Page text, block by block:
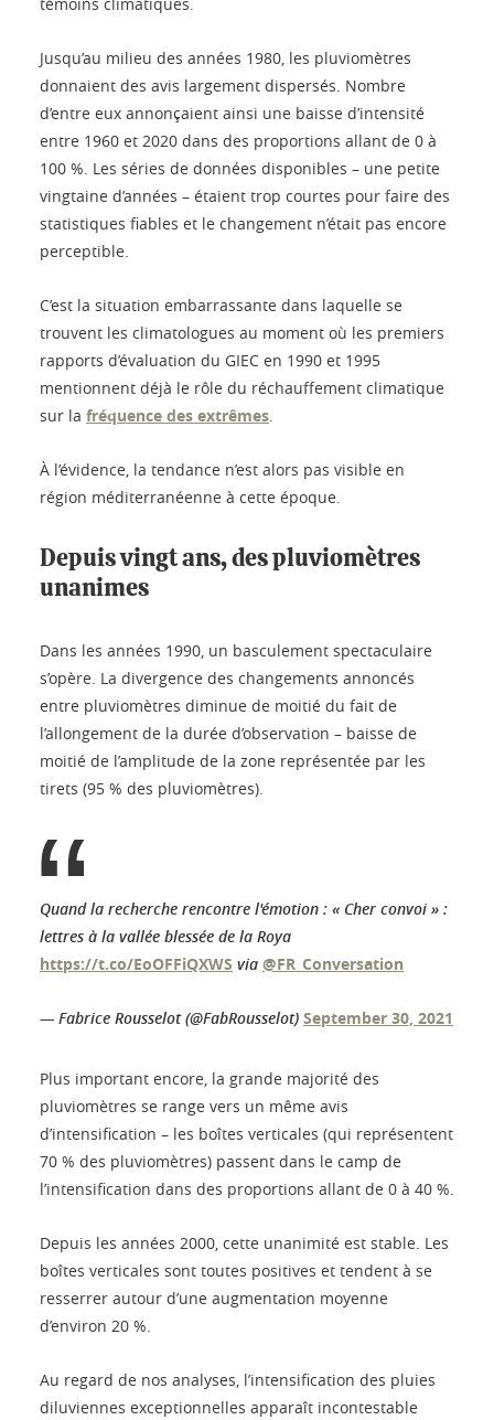
témoins climatiques.
Jusqu’au milieu des années 1980, les pluviomètres
donnaient des avis largement dispersés. Nombre
d’entre eux annonçaient ainsi une baisse d’intensité
entre 1960 et 2020 dans des proportions allant de 0 à
100 %. Les séries de données disponibles – une petite
vingtaine d’années – étaient trop courtes pour faire des
statistiques fiables et le changement n’était pas encore
perceptible.
C’est la situation embarrassante dans laquelle se
trouvent les climatologues au moment où les premiers
rapports d’évaluation du GIEC en 1990 et 1995
mentionnent déjà le rôle du réchauffement climatique
sur la fréquence des extrêmes.
À l’évidence, la tendance n’est alors pas visible en
région méditerranéenne à cette époque.
Depuis vingt ans, des pluviomètres
unanimes
Dans les années 1990, un basculement spectaculaire
s’opère. La divergence des changements annoncés
entre pluviomètres diminue de moitié du fait de
l’allongement de la durée d’observation – baisse de
moitié de l’amplitude de la zone représentée par les
tirets (95 % des pluviomètres).
Quand la recherche rencontre l'émotion : « Cher convoi » :
lettres à la vallée blessée de la Roya
https://t.co/EoOFFiQXWS via @FR_Conversation
— Fabrice Rousselot (@FabRousselot) September 30, 2021
Plus important encore, la grande majorité des
pluviomètres se range vers un même avis
d’intensification – les boîtes verticales (qui représentent
70 % des pluviomètres) passent dans le camp de
l’intensification dans des proportions allant de 0 à 40 %.
Depuis les années 2000, cette unanimité est stable. Les
boîtes verticales sont toutes positives et tendent à se
resserrer autour d’une augmentation moyenne
d’environ 20 %.
Au regard de nos analyses, l’intensification des pluies
diluviennes exceptionnelles apparaît incontestable